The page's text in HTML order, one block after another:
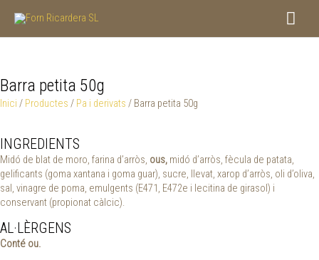
contingut
Barra petita 50g
Inici / Productes / Pa i derivats / Barra petita 50g
INGREDIENTS
Midó de blat de moro, farina d’arròs, ous, midó d’arròs, fècula de patata,
gelificants (goma xantana i goma guar), sucre, llevat, xarop d’arròs, oli d’oliva,
sal, vinagre de poma, emulgents (E471, E472e i lecitina de girasol) i
conservant (propionat càlcic).
AL·LÈRGENS
Conté ou.